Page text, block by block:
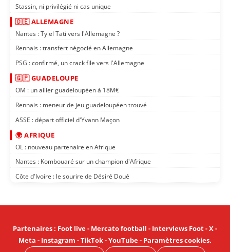
Stassin, ni privilégié ni cas unique
🇩🇪 ALLEMAGNE
Nantes : Tylel Tati vers l'Allemagne ?
Rennais : transfert négocié en Allemagne
PSG : confirmé, un crack file vers l'Allemagne
🇬🇵 GUADELOUPE
OM : un ailier guadeloupéen à 18M€
Rennais : meneur de jeu guadeloupéen trouvé
ASSE : départ officiel d'Yvann Maçon
🌍 AFRIQUE
OL : nouveau partenaire en Afrique
Nantes : Kombouaré sur un champion d'Afrique
Côte d'Ivoire : le sourire de Désiré Doué
Partenaires: Foot live- Mercato football - Interviews Foot-X-
Meta - Instagram -TikTok-YouTube- Paramètres cookies.